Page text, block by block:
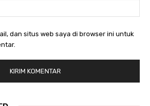
dan situs web saya di browser ini untuk